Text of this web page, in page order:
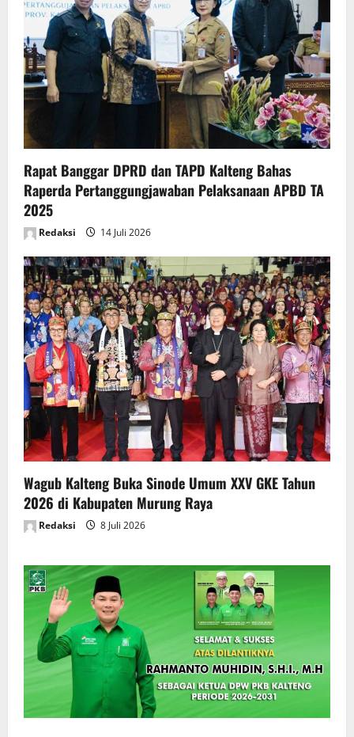
Rapat Banggar DPRD dan TAPD Kalteng Bahas
Raperda Pertanggungjawaban Pelaksanaan APBD TA
2025
Redaksi 14 Juli 2026
Wagub Kalteng Buka Sinode Umum XXV GKE Tahun
2026 di Kabupaten Murung Raya
Redaksi 8 Juli 2026